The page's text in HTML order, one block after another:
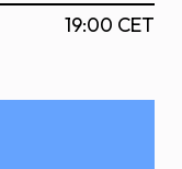
19:00 CET